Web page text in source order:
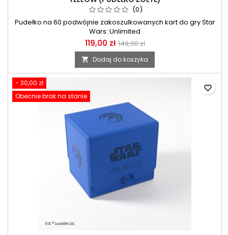
(0)
Pudełko na 60 podwójnie zakoszulkowanych kart do gry Star
Wars: Unlimited
119,00 zł 149,00 zł
 Dodaj do koszyka
- 30,00 zł
Obecnie brak na stanie
favorite_border